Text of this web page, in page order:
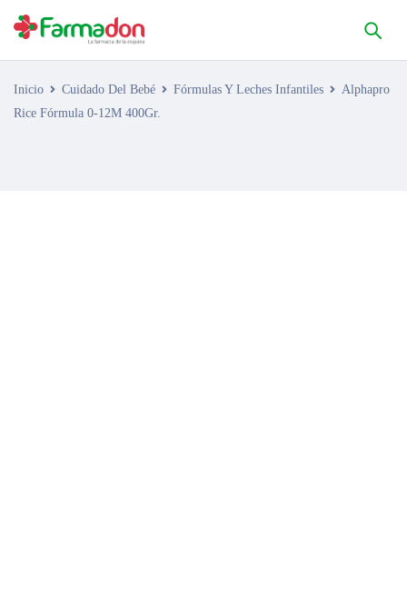
Inicio Cuidado Del Bebé Fórmulas Y Leches Infantiles
Alphapro
Rice Fórmula 0-12M 400Gr.